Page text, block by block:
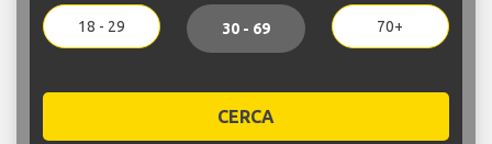
18 - 29 30 - 69 70+
CERCA